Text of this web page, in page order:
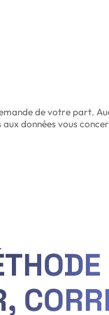
de votre part.
données vous